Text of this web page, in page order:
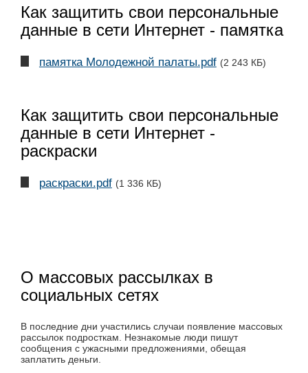
Как защитить свои персональные
данные в сети Интернет - памятка
памятка Молодежной палаты.pdf (2 243 КБ)
Как защитить свои персональные
данные в сети Интернет -
раскраски
раскраски.pdf (1 336 КБ)
О массовых рассылках в
социальных сетях
В последние дни участились случаи появление массовых
рассылок подросткам. Незнакомые люди пишут
сообщения с ужасными предложениями, обещая
заплатить деньги.